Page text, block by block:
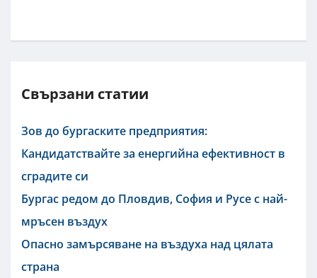
Свързани статии
Зов до бургаските предприятия:
Кандидатствайте за енергийна ефективност в
сградите си
Бургас редом до Пловдив, София и Русе с най-
мръсен въздух
Опасно замърсяване на въздуха над цялата
страна